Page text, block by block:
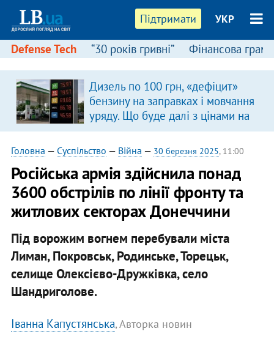
Підтримати УКР
Defense Tech “30 років гривні” Фінансова
Дизель по 100 грн, «дефіцит»
бензину на заправках і мовчання
уряду. Що буде далі з цінами на
пальне?
Головна — Суспільство — Війна — 30 березня 2025, 11:00
Російська армія здійснила понад
3600 обстрілів по лінії фронту та
житлових секторах Донеччини
Під ворожим вогнем перебували міста
Лиман, Покровськ, Родинське, Торецьк,
селище Олексієво-Дружківка, село
Шандриголове.
Іванна Капустянська, Авторка новин